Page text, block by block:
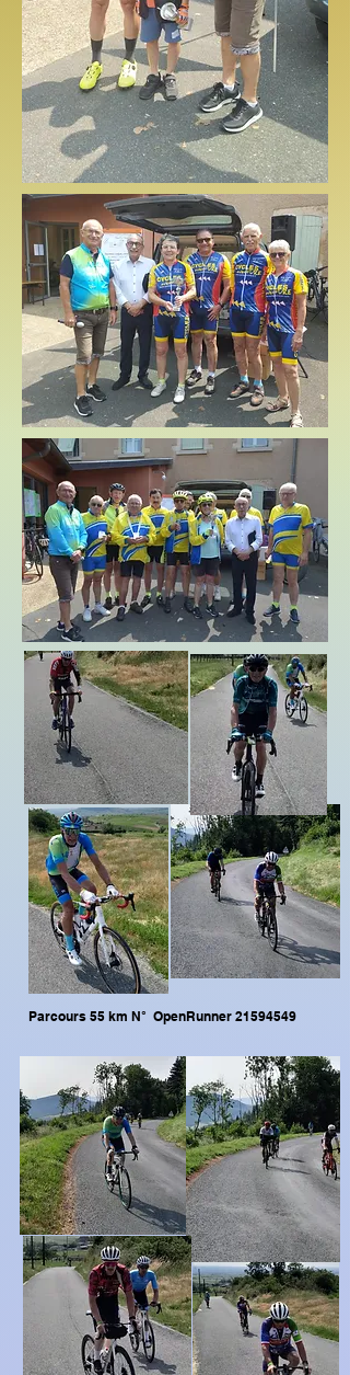
Parcours 55 km N° OpenRunner 21594549